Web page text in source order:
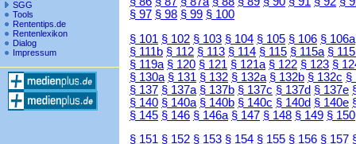
SGG
Tools
Rententips.de
Rentenlexikon
Dialog
Impressum
§ 97 § 98 § 99 § 100
§ 101 § 102 § 103 § 104 § 105 § 106 § 106a
§ 111b § 112 § 113 § 114 § 115 § 115a §
§ 119a § 120 § 121 § 121a § 122 § 123 §
§ 130a § 131 § 132 § 132a § 132b § 132c §
§ 137 § 137a § 137b § 137c § 137d § 137e
§ 140 § 140a § 140b § 140c § 140d § 140e
§ 145 § 146 § 146a § 147 § 148 § 149 § 150
§ 151 § 152 § 153 § 154 § 155 § 156 § 157